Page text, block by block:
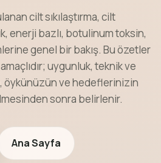
cilt sıkılaştırma, cilt
enerji bazlı, botulinum toksin,
genel bir bakış. Bu özetler
uygunluk, teknik ve
öykünüzün ve hedeflerinizin
sonra belirlenir.
Ana Sayfa